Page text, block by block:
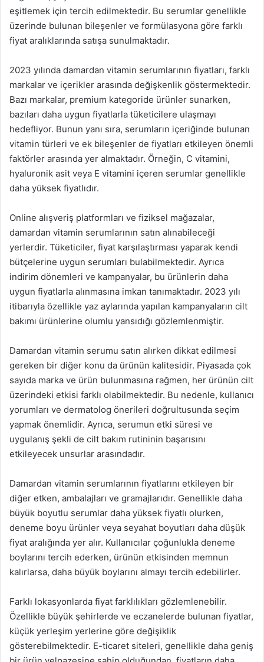
eşitlemek için tercih edilmektedir. Bu serumlar genellikle
üzerinde bulunan bileşenler ve formülasyona göre farklı
fiyat aralıklarında satışa sunulmaktadır.
2023 yılında damardan vitamin serumlarının fiyatları, farklı
markalar ve içerikler arasında değişkenlik göstermektedir.
Bazı markalar, premium kategoride ürünler sunarken,
bazıları daha uygun fiyatlarla tüketicilere ulaşmayı
hedefliyor. Bunun yanı sıra, serumların içeriğinde bulunan
vitamin türleri ve ek bileşenler de fiyatları etkileyen önemli
faktörler arasında yer almaktadır. Örneğin, C vitamini,
hyaluronik asit veya E vitamini içeren serumlar genellikle
daha yüksek fiyatlıdır.
Online alışveriş platformları ve fiziksel mağazalar,
damardan vitamin serumlarının satın alınabileceği
yerlerdir. Tüketiciler, fiyat karşılaştırması yaparak kendi
bütçelerine uygun serumları bulabilmektedir. Ayrıca
indirim dönemleri ve kampanyalar, bu ürünlerin daha
uygun fiyatlarla alınmasına imkan tanımaktadır. 2023 yılı
itibarıyla özellikle yaz aylarında yapılan kampanyaların cilt
bakımı ürünlerine olumlu yansıdığı gözlemlenmiştir.
Damardan vitamin serumu satın alırken dikkat edilmesi
gereken bir diğer konu da ürünün kalitesidir. Piyasada çok
sayıda marka ve ürün bulunmasına rağmen, her ürünün cilt
üzerindeki etkisi farklı olabilmektedir. Bu nedenle, kullanıcı
yorumları ve dermatolog önerileri doğrultusunda seçim
yapmak önemlidir. Ayrıca, serumun etki süresi ve
uygulanış şekli de cilt bakım rutininin başarısını
etkileyecek unsurlar arasındadır.
Damardan vitamin serumlarının fiyatlarını etkileyen bir
diğer etken, ambalajları ve gramajlarıdır. Genellikle daha
büyük boyutlu serumlar daha yüksek fiyatlı olurken,
deneme boyu ürünler veya seyahat boyutları daha düşük
fiyat aralığında yer alır. Kullanıcılar çoğunlukla deneme
boylarını tercih ederken, ürünün etkisinden memnun
kalırlarsa, daha büyük boylarını almayı tercih edebilirler.
Farklı lokasyonlarda fiyat farklılıkları gözlemlenebilir.
Özellikle büyük şehirlerde ve eczanelerde bulunan fiyatlar,
küçük yerleşim yerlerine göre değişiklik
gösterebilmektedir. E-ticaret siteleri, genellikle daha geniş